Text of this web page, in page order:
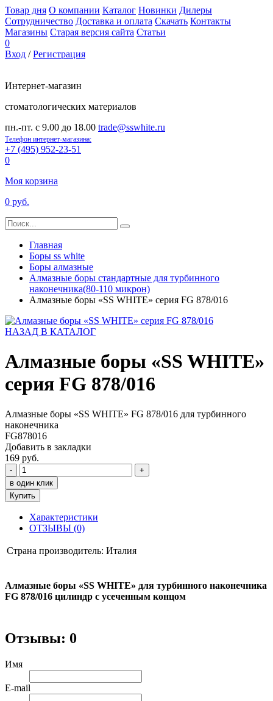
Товар дня О компании Каталог Новинки Дилеры
Сотрудничество Доставка и оплата Скачать Контакты
Магазины Старая версия сайта Статьи
0
Вход /Регистрация
Интернет-магазин
стоматологических материалов
пн.-пт. с 9.00 до 18.00 trade@sswhite.ru
Телефон интернет-магазина:
+7 (495) 952-23-51
0
Моя корзина
0 руб.
Главная
Боры ss white
Боры алмазные
Алмазные боры стандартные для турбинного
наконечника(80-110 микрон)
Алмазные боры «SS WHITE» серия FG 878/016
НАЗАД В КАТАЛОГ
Алмазные боры «SS WHITE»
серия FG 878/016
Алмазные боры «SS WHITE» FG 878/016 для турбинного
наконечника
FG878016
Добавить в закладки
169 руб.
-
+
в один клик
Купить
Характеристики
ОТЗЫВЫ (0)
Страна производитель: Италия
Алмазные боры «SS WHITE» для турбинного наконечника
FG 878/016 цилиндр с усеченным концом
Отзывы: 0
Имя
E-mail